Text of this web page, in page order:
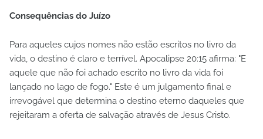
Consequências do Juízo
Para aqueles cujos nomes não estão escritos no livro da
vida, o destino é claro e terrível. Apocalipse 20:15 afirma: "E
aquele que não foi achado escrito no livro da vida foi
lançado no lago de fogo." Este é um julgamento final e
irrevogável que determina o destino eterno daqueles que
rejeitaram a oferta de salvação através de Jesus Cristo.